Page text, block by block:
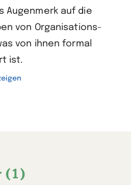
Augen­merk auf die
von Organisations­
von ihnen formal
ist.
(1)